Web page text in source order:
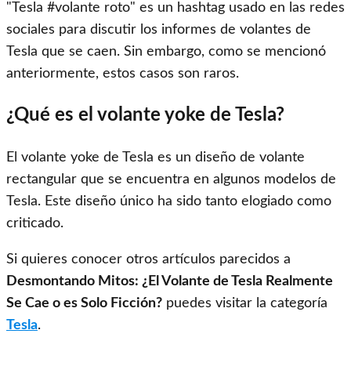
"Tesla #volante roto" es un hashtag usado en las redes
sociales para discutir los informes de volantes de
Tesla que se caen. Sin embargo, como se mencionó
anteriormente, estos casos son raros.
¿Qué es el volante yoke de Tesla?
El volante yoke de Tesla es un diseño de volante
rectangular que se encuentra en algunos modelos de
Tesla. Este diseño único ha sido tanto elogiado como
criticado.
Si quieres conocer otros artículos parecidos a
Desmontando Mitos: ¿El Volante de Tesla Realmente
Se Cae o es Solo Ficción? puedes visitar la categoría
Tesla.